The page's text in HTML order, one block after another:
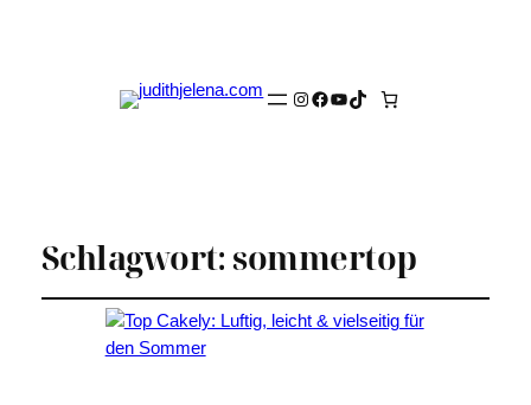
Instagram
Facebook
YouTube
TikTok
Schlagwort:sommertop